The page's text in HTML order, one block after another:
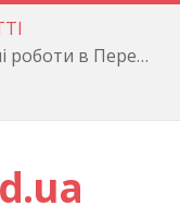
Енергетики завершили ремонтні роботи в Пересипському районі